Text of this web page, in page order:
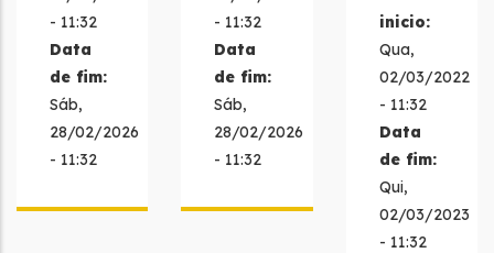
- 11:32
Data
de fim:
Sáb,
28/02/2026
- 11:32
- 11:32
Data
de fim:
Sáb,
28/02/2026
- 11:32
inicio:
Qua,
02/03/2022
- 11:32
Data
de fim:
Qui,
02/03/2023
- 11:32